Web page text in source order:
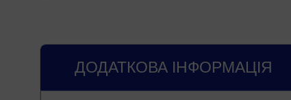
ДОДАТКОВА ІНФОРМАЦІЯ